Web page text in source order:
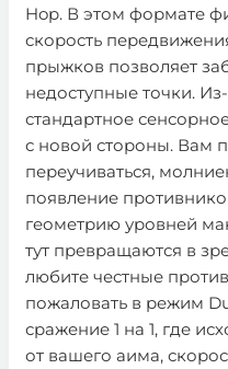
Hop. В этом формате
скорость
прыжков позволяет
недоступные точки.
стандартное
с новой стороны. Вам
переучиваться,
появление
геометрию уровней
тут превращаются в
любите честные
пожаловать в режим
сражение 1 на 1, где
от вашего аима,